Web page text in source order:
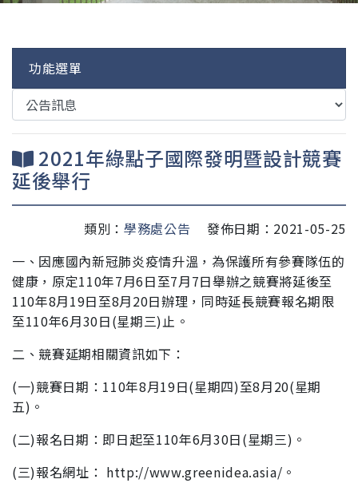
功能選單
2021年綠點子國際發明暨設計競賽
延後舉行
類別： 學務處公告
發佈日期：2021-05-25
一、因應國內新冠肺炎疫情升溫，為保護所有參賽隊伍的
健康，原定110年7月6日至7月7日舉辦之競賽將延後至
110年8月19日至8月20日辦理，同時延長競賽報名期限
至110年6月30日(星期三)止。
二、競賽延期相關資訊如下：
(一)競賽日期：110年8月19日(星期四)至8月20(星期
五)。
(二)報名日期：即日起至110年6月30日(星期三)。
(三)報名網址： http://www.greenidea.asia/。